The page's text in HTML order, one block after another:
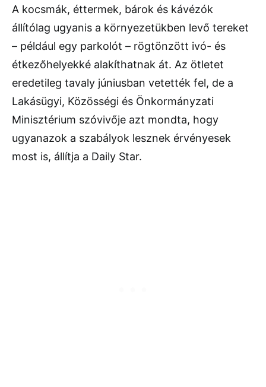
A kocsmák, éttermek, bárok és kávézók
állítólag ugyanis a környezetükben levő tereket
– például egy parkolót – rögtönzött ivó- és
étkezőhelyekké alakíthatnak át. Az ötletet
eredetileg tavaly júniusban vetették fel, de a
Lakásügyi, Közösségi és Önkormányzati
Minisztérium szóvivője azt mondta, hogy
ugyanazok a szabályok lesznek érvényesek
most is, állítja a Daily Star.